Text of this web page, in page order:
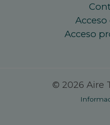
Acceso
© 2026 Aire